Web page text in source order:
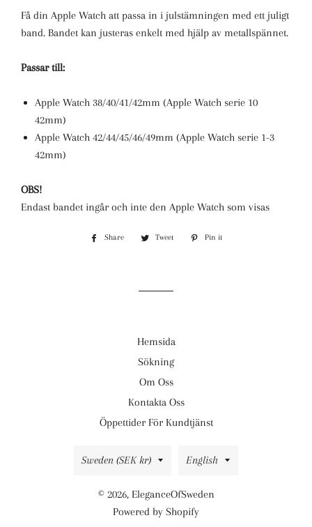
Få din Apple Watch att passa in i julstämningen med ett juligt
band. Bandet kan justeras enkelt med hjälp av metallspännet.
Passar till:
Apple Watch 38/40/41/42mm (Apple Watch serie 10
42mm)
Apple Watch 42/44/45/46/49mm (Apple Watch serie 1-3
42mm)
OBS!
Endast bandet ingår och inte den Apple Watch som visas
Share
Share
Tweet
Tweet
Pin it
Hemsida
Sökning
Om Oss
Kontakta Oss
Öppettider För Kundtjänst
Country/region
Sweden (SEK kr) Language
English
© 2026, EleganceOfSweden
Powered by Shopify